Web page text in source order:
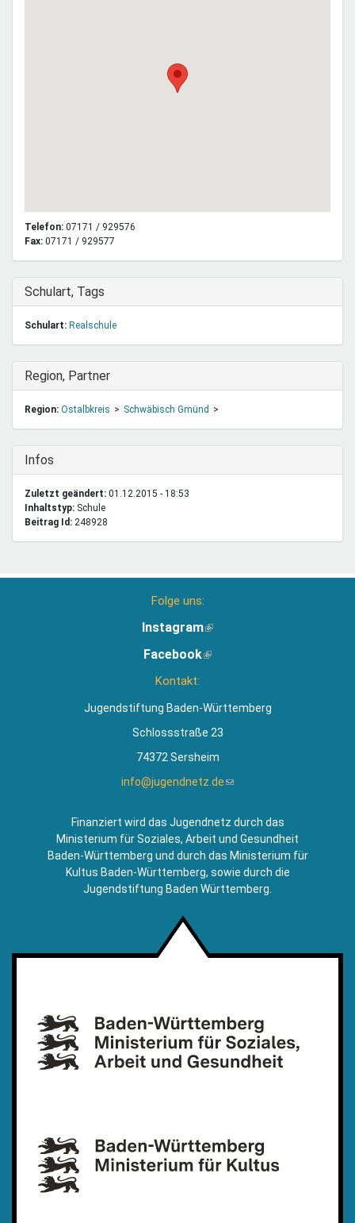
Telefon: 07171 / 929576
Fax: 07171 / 929577
Ausblenden
Schulart, Tags
Schulart: Realschule
Ausblenden
Region, Partner
Region: Ostalbkreis Schwäbisch Gmünd
Ausblenden
Infos
Zuletzt geändert: 01.12.2015 - 18:53
Inhaltstyp:
schule
Beitrag Id: 248928
Folge uns:
Instagram(Link
extern)
Facebook(Link
Kontakt:
Jugendstiftung Baden-Württemberg
Schlossstraße 23
74372 Sersheim
info@jugendnetz.de(Link
Mail)
Finanziert wird das Jugendnetz durch das
Ministerium für Soziales, Arbeit und Gesundheit
Baden-Württemberg und durch das Ministerium für
Kultus Baden-Württemberg, sowie durch die
Jugendstiftung Baden Württemberg.